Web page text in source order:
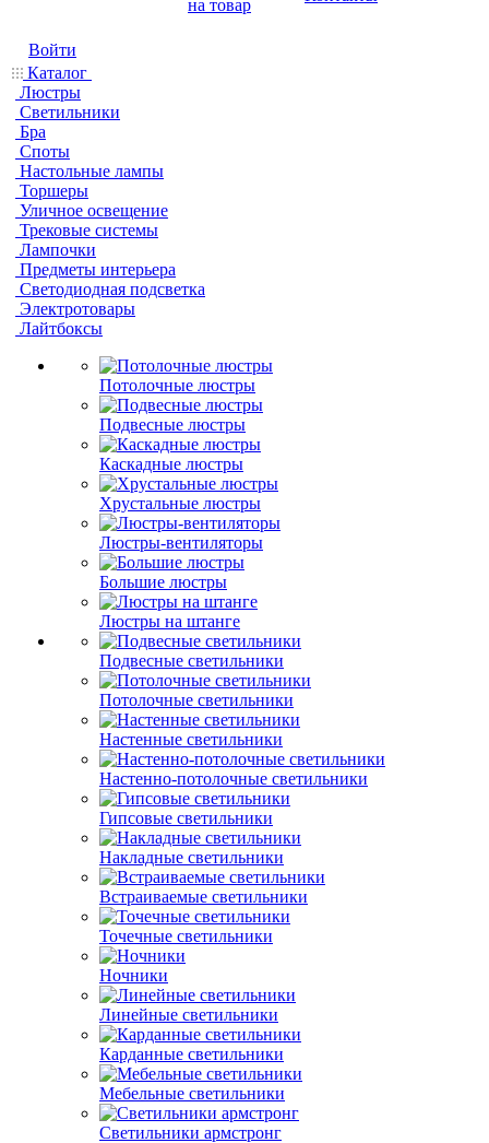
на товар
Войти
Каталог
Люстры
Светильники
Бра
Споты
Настольные лампы
Торшеры
Уличное освещение
Трековые системы
Лампочки
Предметы интерьера
Светодиодная подсветка
Электротовары
Лайтбоксы
Потолочные люстры
Подвесные люстры
Каскадные люстры
Хрустальные люстры
Люстры-вентиляторы
Большие люстры
Люстры на штанге
Подвесные светильники
Потолочные светильники
Настенные светильники
Настенно-потолочные светильники
Гипсовые светильники
Накладные светильники
Встраиваемые светильники
Точечные светильники
Ночники
Линейные светильники
Карданные светильники
Мебельные светильники
Светильники армстронг